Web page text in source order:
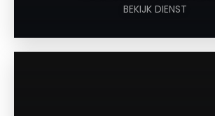
BEKIJK DIENST